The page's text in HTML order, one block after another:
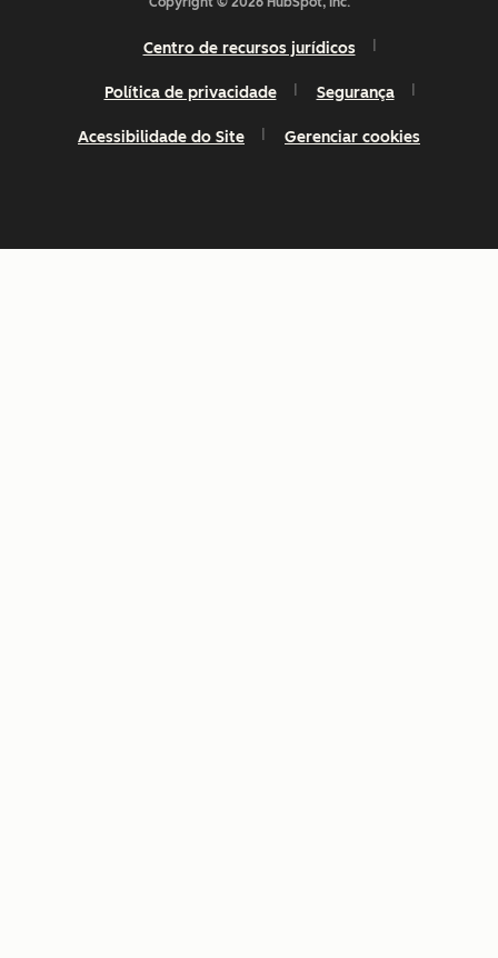
Centro de recursos jurídicos
Política de privacidade Segurança
Acessibilidade do Site Gerenciar cookies